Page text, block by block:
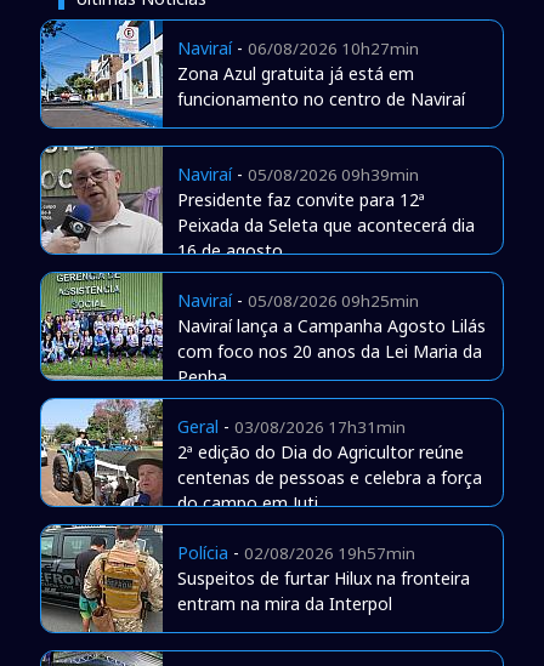
Naviraí- 06/08/2026 10h27min
Zona Azul gratuita já está em
funcionamento no centro de Naviraí
Naviraí- 05/08/2026 09h39min
Presidente faz convite para 12ª
Peixada da Seleta que acontecerá dia
16 de agosto
Naviraí- 05/08/2026 09h25min
Naviraí lança a Campanha Agosto Lilás
com foco nos 20 anos da Lei Maria da
Penha
Geral - 03/08/2026 17h31min
2ª edição do Dia do Agricultor reúne
centenas de pessoas e celebra a força
do campo em Juti
Polícia - 02/08/2026 19h57min
Suspeitos de furtar Hilux na fronteira
entram na mira da Interpol